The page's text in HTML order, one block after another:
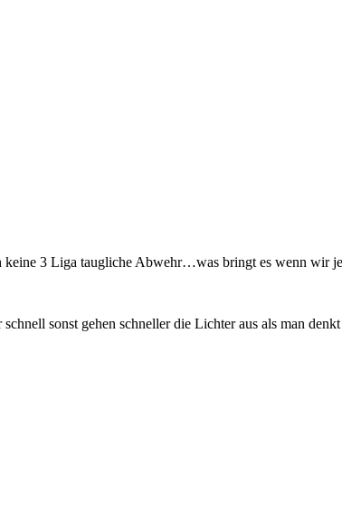
keine 3 Liga taugliche Abwehr…was bringt es wenn wir
sonst gehen schneller die Lichter aus als man denkt